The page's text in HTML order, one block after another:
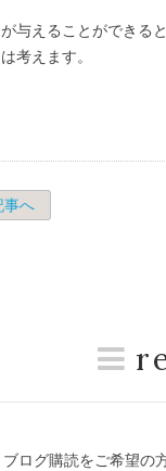
与えることができる
考えます。
事へ
ブログ購読をご希望の